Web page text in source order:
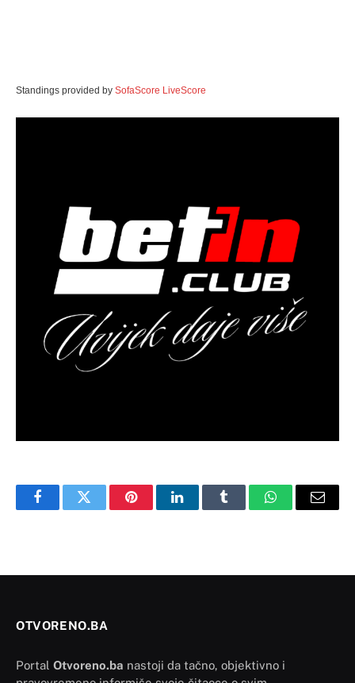
Standings provided by SofaScore LiveScore
FacebookTwitter PinterestLinkedInTumblr WhatsAppEmail
OTVORENO.BA
Portal Otvoreno.ba nastoji da tačno, objektivno i